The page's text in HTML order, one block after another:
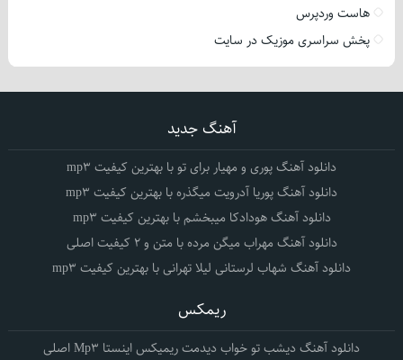
هاست وردپرس
پخش سراسری موزیک در سایت
آهنگ جدید
دانلود آهنگ پوری و مهیار برای تو با بهترین کیفیت mp3
دانلود آهنگ پوریا آدرویت میگذره با بهترین کیفیت mp3
دانلود آهنگ هودادکا میبخشم با بهترین کیفیت mp3
دانلود آهنگ مهراب میگن مرده با متن و 2 کیفیت اصلی
دانلود آهنگ شهاب لرستانی لیلا تهرانی با بهترین کیفیت mp3
ریمکس
دانلود آهنگ دیشب تو خواب دیدمت ریمیکس اینستا Mp3 اصلی